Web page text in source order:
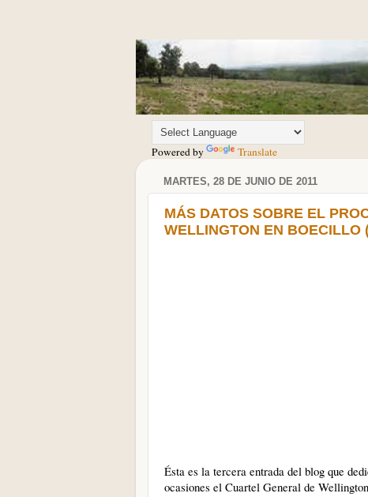
Powered by Translate
MARTES, 28 DE JUNIO DE 2011
MÁS DATOS SOBRE EL
WELLINGTON EN BOECILLO
Ésta es la tercera entrada del blog que
ocasiones el Cuartel General de